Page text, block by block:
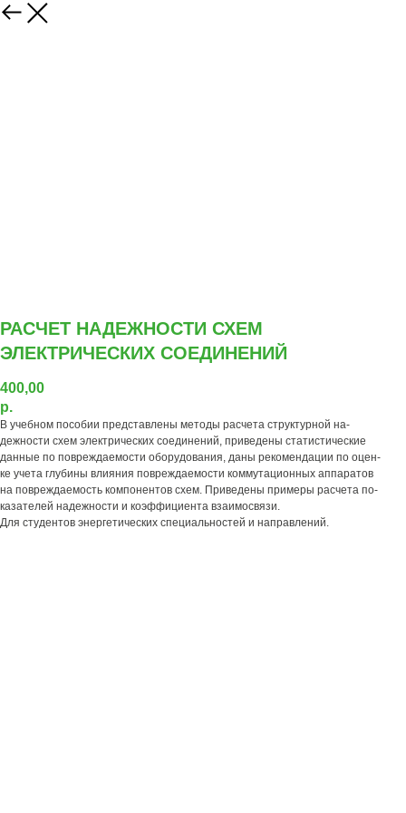
РАСЧЕТ НАДЕЖНОСТИ СХЕМ
ЭЛЕКТРИЧЕСКИХ СОЕДИНЕНИЙ
400,00
р.
В учебном пособии представлены методы расчета структурной на-
дежности схем электрических соединений, приведены статистические
данные по повреждаемости оборудования, даны рекомендации по оцен-
ке учета глубины влияния повреждаемости коммутационных аппаратов
на повреждаемость компонентов схем. Приведены примеры расчета по-
казателей надежности и коэффициента взаимосвязи.
Для студентов энергетических специальностей и направлений.